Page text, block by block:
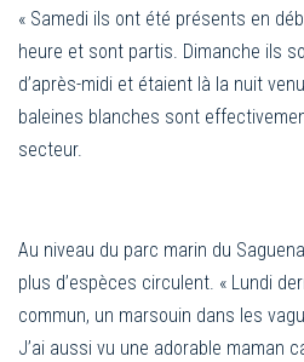
« Samedi ils ont été présents en
heure et sont partis. Dimanche ils
d’après-midi et étaient là la nuit
baleines blanches sont
secteur.
Au niveau du parc marin du
plus d’espèces circulent. « Lundi
commun, un marsouin dans les
J’ai aussi vu une adorable maman